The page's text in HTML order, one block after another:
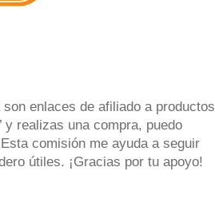
enlaces de afiliado a productos
y realizas una compra, puedo
comisión me ayuda a seguir
útiles. ¡Gracias por tu apoyo!